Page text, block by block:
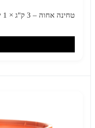
טחינה אחוה – 3 ק"ג × 1 יחידה (דלי פלסטיק)